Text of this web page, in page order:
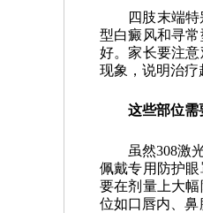
四肢末端
型白癜风和寻
好。家长要注
现象，说明治疗
这些部位需
虽然308激
佩戴专用防护
要在剂量上大
位如口唇内、